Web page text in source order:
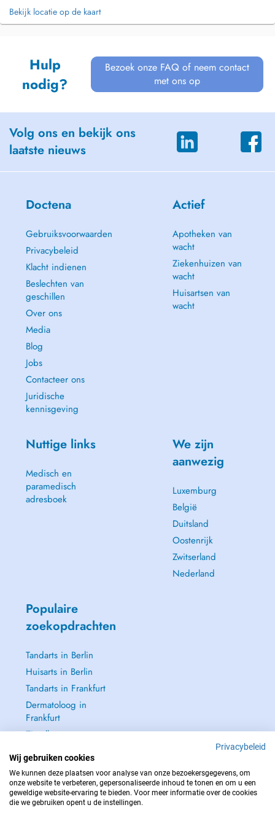
Bekijk locatie op de kaart
Hulp
nodig?
Bezoek onze FAQ of neem contact
met ons op
Volg ons en bekijk ons
laatste nieuws
Doctena
Gebruiksvoorwaarden
Privacybeleid
Klacht indienen
Beslechten van
geschillen
Over ons
Media
Blog
Jobs
Contacteer ons
Juridische
kennisgeving
Actief
Apotheken van
wacht
Ziekenhuizen van
wacht
Huisartsen van
wacht
Nuttige links
Medisch en
paramedisch
adresboek
We zijn
aanwezig
Luxemburg
België
Duitsland
Oostenrijk
Zwitserland
Nederland
Populaire
zoekopdrachten
Tandarts in Berlin
Huisarts in Berlin
Tandarts in Frankfurt
Dermatoloog in
Frankfurt
Zie alle →
NEEM IN GEVAL VAN NOOD CONTACT OP MET : 112
Privacybeleid
Wij gebruiken cookies
We kunnen deze plaatsen voor analyse van onze bezoekersgegevens, om
onze website te verbeteren, gepersonaliseerde inhoud te tonen en om u een
geweldige website-ervaring te bieden. Voor meer informatie over de cookies
die we gebruiken opent u de instellingen.